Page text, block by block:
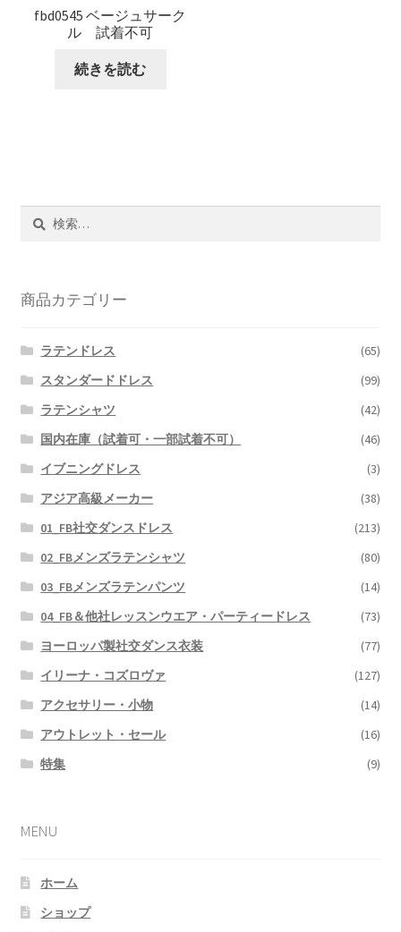
fbd0545 ベージュサーク
ル 試着不可
続きを読む
商品カテゴリー
ラテンドレス
(65)
スタンダードドレス
(99)
ラテンシャツ
(42)
国内在庫（試着可・一部試着不可）
(46)
イブニングドレス
(3)
アジア高級メーカー
(38)
01_FB社交ダンスドレス
(213)
02_FBメンズラテンシャツ
(80)
03_FBメンズラテンパンツ
(14)
04_FB＆他社レッスンウエア・パーティードレス
(73)
ヨーロッパ製社交ダンス衣装
(77)
イリーナ・コズロヴァ
(127)
アクセサリー・小物
(14)
アウトレット・セール
(16)
特集
(9)
MENU
ホーム
ショップ